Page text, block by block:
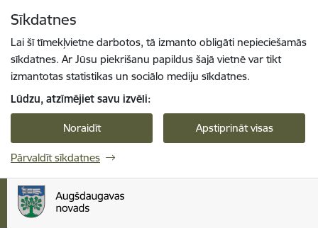
Sīkdatnes
Lai šī tīmekļvietne darbotos, tā izmanto obligāti nepieciešamās
sīkdatnes. Ar Jūsu piekrišanu papildus šajā vietnē var tikt
izmantotas statistikas un sociālo mediju sīkdatnes.
Lūdzu, atzīmējiet savu izvēli:
Noraidīt Apstiprināt visas
Pārvaldīt sīkdatnes